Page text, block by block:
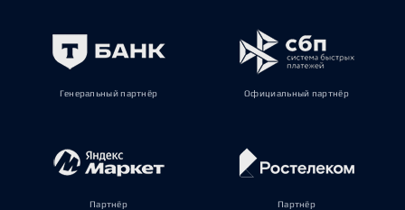
Генеральный партнёр Официальный партнёр
Партнёр Партнёр